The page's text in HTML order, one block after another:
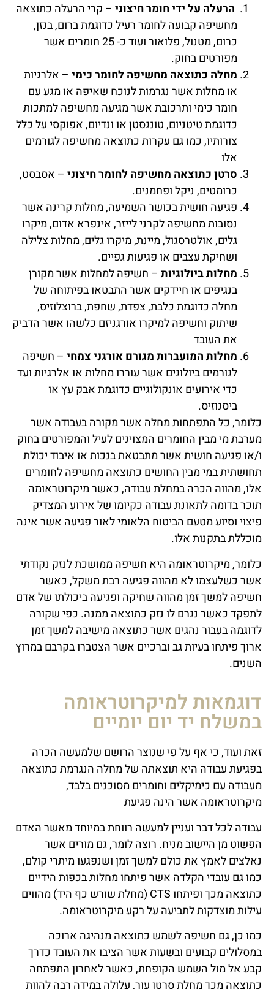
הרעלה על ידי חומר חיצוני – קרי הרעלה כתוצאה
מחשיפה קבועה לחומר רעיל כדוגמת ברום, בנזן,
כרום, מטנול, פלואור ועוד כ- 25 חומרים אשר
מפורטים בחוק.
מחלה כתוצאה מחשיפה לחומר כימי – אלרגיות
או מחלות אשר נגרמות לנוכח שאיפה או מגע עם
חומר כימי ותרכובת אשר מגיעה מחשיפה למתכות
כדוגמת טיטניום, טונגסטן או ונדיום, אפוקסי על כלל
צורותיו, כמו גם עקרות כתוצאה מחשיפה לגורמים
אלו
סרטן כתוצאה מחשיפה לחומר חיצוני – אסבסט,
כרומטים, ניקל ופחמנים.
פגיעה חושית בכושר השמיעה, מחלות קרינה אשר
נסובות מחשיפה לקרני לייזר, אינפרא אדום, מיקרו
גלים, אולטרסגול, מיינת, מיקרו גלים, מחלות צלילה
ושחיקת עצבים או פגיעות גפיים.
מחלות ביולוגיות – חשיפה למחלות אשר מקורן
בנגיפים או חיידקים אשר התבטאו בפיתוחה של
מחלה כדוגמת כלבת, צפדת, שחפת, ברוצלוזיס,
שיתוק וחשיפה למיקרו אורגניזם כלשהו אשר הדביק
את העובד
מחלות המועברות מגורם אורגני צמחי – חשיפה
לגורמים ביולוגים אשר עוררו מחלות או אלרגיות ועד
כדי אירועים אונקולוגיים כדוגמת אבק עץ או
ביסנוזיס.
כלומר, כל התפתחות מחלה אשר מקורה בעבודה אשר
מערבת מי מבין החומרים המצוינים לעיל והמפורטים בחוק
ו/או פגיעה חושית אשר מתבטאת בנכות או איבוד יכולת
תחושתית במי מבין החושים כתוצאה מחשיפה לחומרים
אלו, מהווה הכרה במחלת עבודה, כאשר מיקרוטראומה
תוכר בדומה לתאונת עבודה כקיומו של אירוע המצדיק
פיצוי וסיוע מטעם הביטוח הלאומי לאור פגיעה אשר אינה
מוכללת בתקנות אלו.
כלומר, מיקרוטראומה היא חשיפה ממושכת לנזק נקודתי
אשר כשלעצמו לא מהווה פגיעה רבת משקל, כאשר
חשיפה למשך זמן מהווה שחיקה ופגיעה ביכולתו של אדם
לתפקד כאשר נגרם לו נזק כתוצאה ממנה. כפי שקורה
לדוגמה בעבור נהגים אשר כתוצאה מישיבה למשך זמן
ארוך פיתחו בעיות גב וברכיים אשר הצטברו בקרבם במרוץ
השנים.
דוגמאות למיקרוטראומה
במשלח יד יום יומיים
זאת ועוד, כי אף על פי שנוצר הרושם שלמעשה הכרה
בפגיעת עבודה היא תוצאתה של מחלה הנגרמת כתוצאה
מעבודה עם כימיקלים וחומרים מסוכנים בלבד,
מיקרוטראומה אשר הינה פגיעת
עבודה לכל דבר ועניין למעשה רווחת במיוחד מאשר האדם
הפשוט מן היישוב מניח. רוצה לומר, גם מורים אשר
נאלצים לאמץ את כולם למשך זמן ושנפגעו מיתרי קולם,
כמו גם עובדי הקלדה אשר פיתחו מחלות בכפות הידיים
כתוצאה מכך ופיתחו CTS (מחלת שורש כף היד) מהווים
עילות מוצדקות לתביעה על רקע מיקרוטראומה.
כמו כן, גם חשיפה לשמש כתוצאה מנהיגה ארוכה
במסלולים קבועים ובשעות אשר הציבו את העובד כדרך
קבע אל מול השמש הקופחת, כאשר לאחרון התפתחה
כתוצאה מכך מחלת סרטן עור, עלולה במידה רבה להוות